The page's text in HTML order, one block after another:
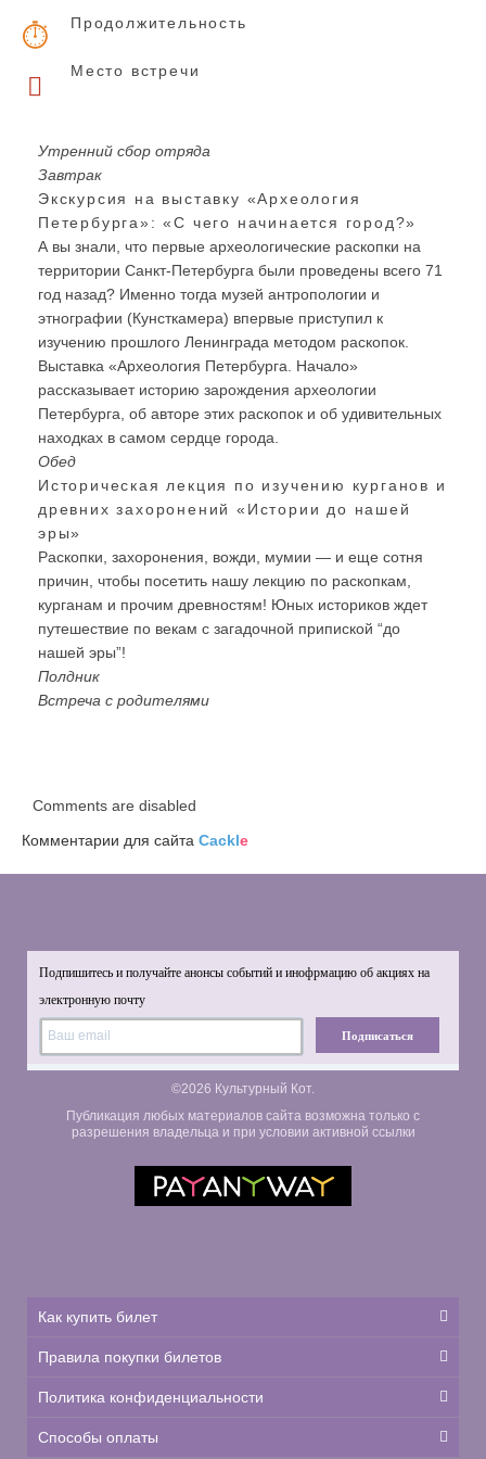
Продолжительность
Место встречи
Утренний сбор отряда
Завтрак
Экскурсия на выставку «Археология
Петербурга»: «С чего начинается город?»
А вы знали, что первые археологические раскопки на
территории Санкт-Петербурга были проведены всего 71
год назад? Именно тогда музей антропологии и
этнографии (Кунсткамера) впервые приступил к
изучению прошлого Ленинграда методом раскопок.
Выставка «Археология Петербурга. Начало»
рассказывает историю зарождения археологии
Петербурга, об авторе этих раскопок и об удивительных
находках в самом сердце города.
Обед
Историческая лекция по изучению курганов и
древних захоронений «Истории до нашей
эры»
Раскопки, захоронения, вожди, мумии — и еще сотня
причин, чтобы посетить нашу лекцию по раскопкам,
курганам и прочим древностям! Юных историков ждет
путешествие по векам с загадочной припиской “до
нашей эры”!
Полдник
Встреча с родителями
Comments are disabled
Комментарии для сайта Cackle
Подпишитесь и получайте анонсы событий и инофрмацию об акциях на
электронную почту
Подписаться
©2026 Культурный Кот.
Публикация любых материалов сайта возможна только с
разрешения владельца и при условии активной ссылки
Как купить билет
Правила покупки билетов
Политика конфиденциальности
Способы оплаты